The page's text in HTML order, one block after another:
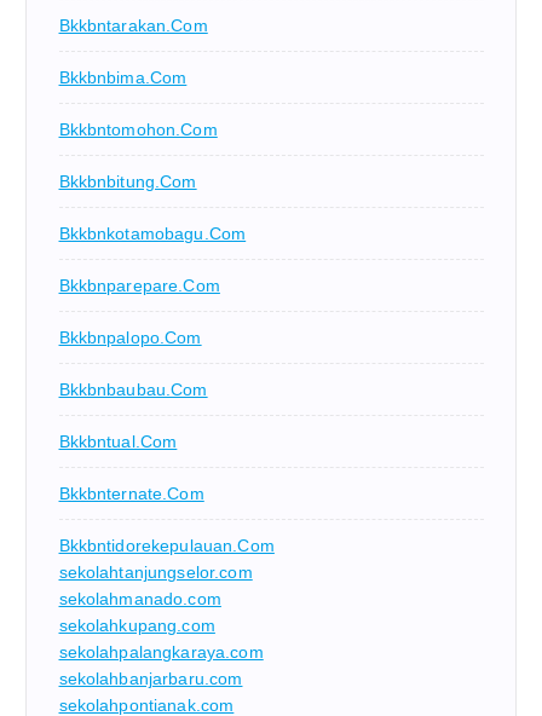
Bkkbntarakan.com
Bkkbnbima.com
Bkkbntomohon.com
Bkkbnbitung.com
Bkkbnkotamobagu.com
Bkkbnparepare.com
Bkkbnpalopo.com
Bkkbnbaubau.com
Bkkbntual.com
Bkkbnternate.com
Bkkbntidorekepulauan.com
sekolahtanjungselor.com
sekolahmanado.com
sekolahkupang.com
sekolahpalangkaraya.com
sekolahbanjarbaru.com
sekolahpontianak.com